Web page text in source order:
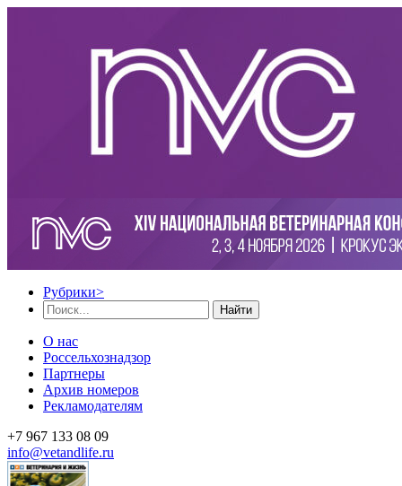
Рубрики>
Найти
О нас
Россельхознадзор
Партнеры
Архив номеров
Рекламодателям
+7 967 133 08 09
info@vetandlife.ru